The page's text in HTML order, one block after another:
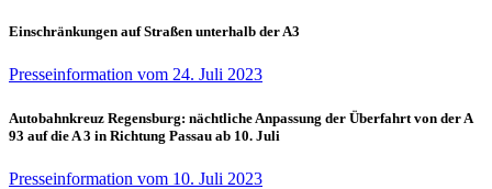
Einschränkungen auf Straßen unterhalb der A3
Presseinformation vom 24. Juli 2023
Autobahnkreuz Regensburg: nächtliche Anpassung der Überfahrt von der A
93 auf die A 3 in Richtung Passau ab 10. Juli
Presseinformation vom 10. Juli 2023